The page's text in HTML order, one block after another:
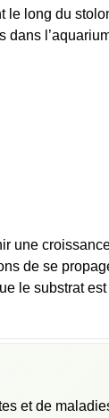
long du
une
de se
le substrat
et de